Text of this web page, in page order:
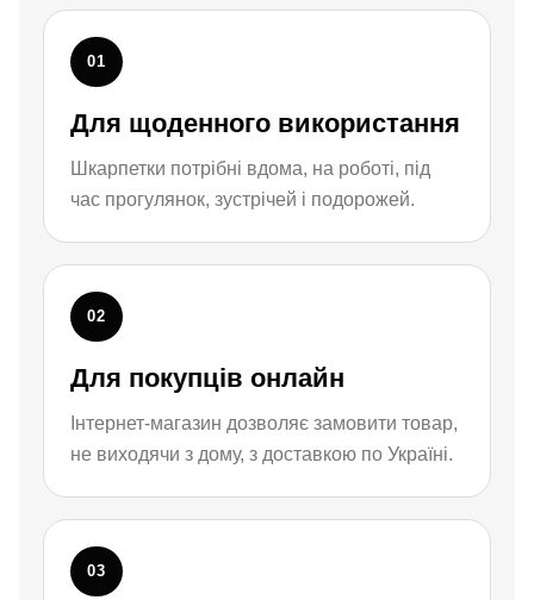
01
Для щоденного використання
Шкарпетки потрібні вдома, на роботі, під
час прогулянок, зустрічей і подорожей.
02
Для покупців онлайн
Інтернет-магазин дозволяє замовити товар,
не виходячи з дому, з доставкою по Україні.
03